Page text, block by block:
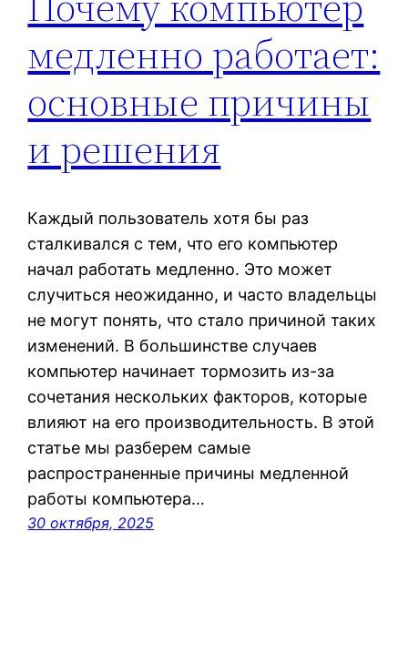
медленно работает:
основные причины
и решения
Каждый пользователь хотя бы раз
сталкивался с тем, что его компьютер
начал работать медленно. Это может
случиться неожиданно, и часто владельцы
не могут понять, что стало причиной таких
изменений. В большинстве случаев
компьютер начинает тормозить из-за
сочетания нескольких факторов, которые
влияют на его производительность. В этой
статье мы разберем самые
распространенные причины медленной
работы компьютера…
30 октября, 2025